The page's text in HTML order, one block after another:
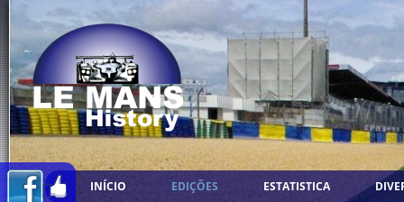
INÍCIO EDIÇÕES ESTATISTICA